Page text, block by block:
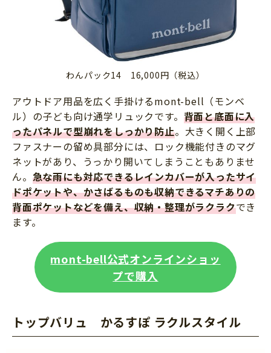
わんパック14 16,000円（税込）
アウトドア用品を広く手掛けるmont-bell（モンベ
ル）の子ども向け通学リュックです。 背面と底面に入
ったパネルで型崩れをしっかり防止。大きく開く上部
ファスナーの留め具部分には、ロック機能付きのマグ
ネットがあり、うっかり開いてしまうこともありませ
ん。 急な雨にも対応できるレインカバーが入ったサイ
ドポケットや、かさばるものも収納できるマチありの
背面ポケットなどを備え、収納・整理がラクラクでき
ます。
mont-bell公式オンラインショッ
プで購入
トップバリュ かるすぽ ラクルスタイル